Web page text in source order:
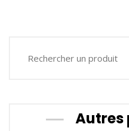
Autres